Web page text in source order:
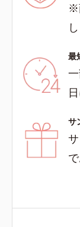
※
最
サ